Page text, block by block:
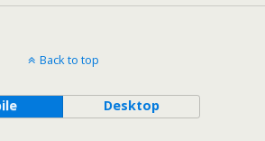
Back to top
Desktop